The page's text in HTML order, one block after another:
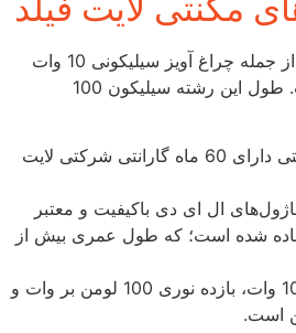
از جمله چراغ آویز سیلیکونی 10 وات
دارای جنس سیلیکونی است. طول این رشته سیلیکون 100
تمامی محصولات مگنتی دارای 60 ماه گارانتی شرکتی لایت
ال ای دی باکیفیت و معتبر
شده است؛ که طول عمری بیش از
، بازده نوری 100 لومن بر وات و